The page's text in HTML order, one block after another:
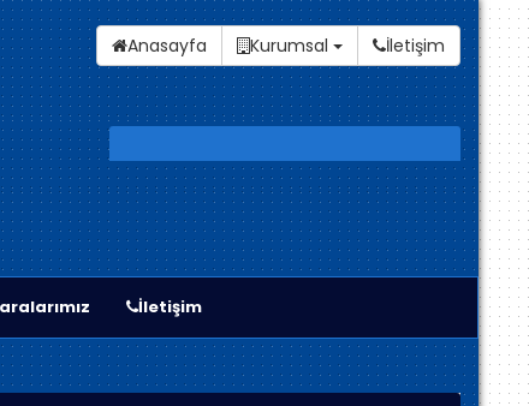
Anasayfa Kurumsal İletişim
İletişim